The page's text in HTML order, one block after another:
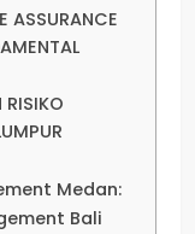
ASSURANCE
RISIKO
Medan:
Bali